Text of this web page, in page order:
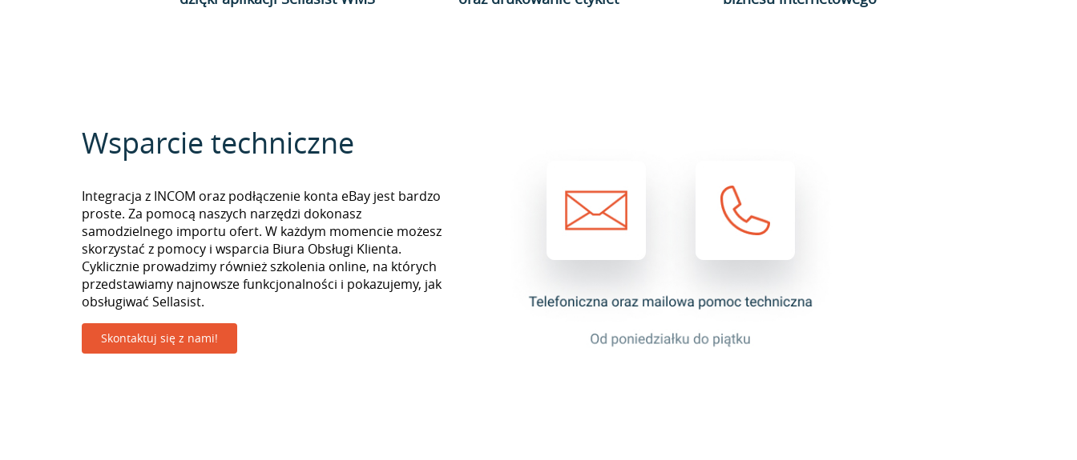
Wsparcie techniczne
Integracja z INCOM oraz podłączenie konta eBay jest bardzo
proste. Za pomocą naszych narzędzi dokonasz
samodzielnego importu ofert. W każdym momencie możesz
skorzystać z pomocy i wsparcia Biura Obsługi Klienta.
Cyklicznie prowadzimy również szkolenia online, na których
przedstawiamy najnowsze funkcjonalności i pokazujemy, jak
obsługiwać Sellasist.
Skontaktuj się z nami!